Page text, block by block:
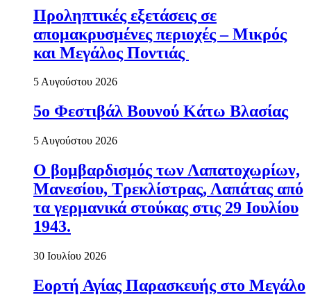
Προληπτικές εξετάσεις σε
απομακρυσμένες περιοχές – Μικρός
και Μεγάλος Ποντιάς
5 Αυγούστου 2026
5ο Φεστιβάλ Βουνού Κάτω Βλασίας
5 Αυγούστου 2026
Ο βομβαρδισμός των Λαπατοχωρίων,
Μανεσίου, Τρεκλίστρας, Λαπάτας από
τα γερμανικά στούκας στις 29 Ιουλίου
1943.
30 Ιουλίου 2026
Εορτή Αγίας Παρασκευής στο Μεγάλο